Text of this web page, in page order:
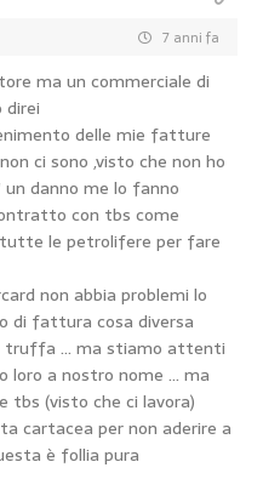
7 anni fa
ma un commerciale di
direi
delle mie fatture
ci sono ,visto che non ho
un danno me lo fanno
con tbs come
le petrolifere per fare
non abbia problemi lo
di fattura cosa diversa
truffa … ma stiamo attenti
a nostro nome … ma
tbs (visto che ci lavora)
cartacea per non aderire a
è follia pura